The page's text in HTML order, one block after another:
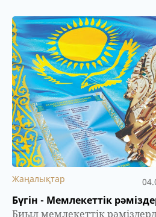
Жаңалықтар
Бүгін - Мемлекеттік
Биыл мемлекеттік